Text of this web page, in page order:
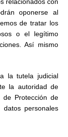
oponerse al
de tratar los
o el legítimo
Así mismo
la tutela judicial
la autoridad de
de Protección de
personales